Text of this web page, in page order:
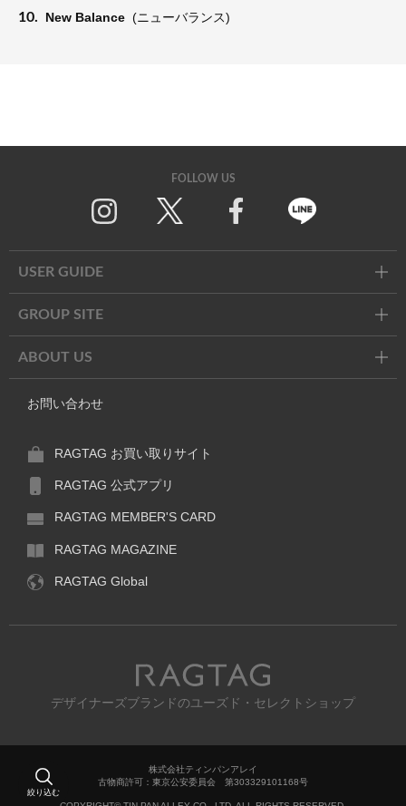
絞り込む
10. New Balance (ニューバランス)
FOLLOW US
USER GUIDE
GROUP SITE
ABOUT US
お問い合わせ
RAGTAG お買い取りサイト
RAGTAG 公式アプリ
RAGTAG MEMBER'S CARD
RAGTAG MAGAZINE
RAGTAG Global
RAGTAG
デザイナーズブランドのユーズド・セレクトショップ
株式会社ティンパンアレイ
古物商許可：東京公安委員会 第303329101168号